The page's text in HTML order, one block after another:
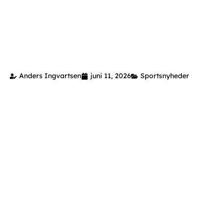
Anders Ingvartsen juni 11, 2026 Sportsnyheder